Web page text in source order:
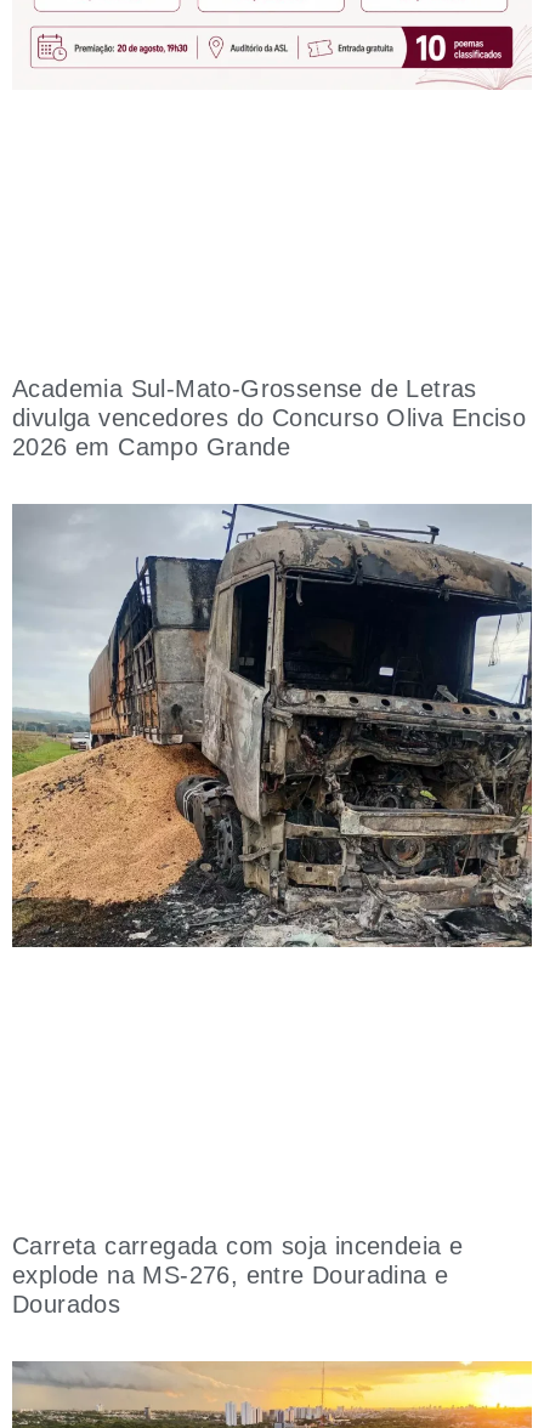
Academia Sul-Mato-Grossense de Letras
divulga vencedores do Concurso Oliva Enciso
2026 em Campo Grande
Carreta carregada com soja incendeia e
explode na MS-276, entre Douradina e
Dourados